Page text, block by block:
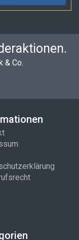
& Co.